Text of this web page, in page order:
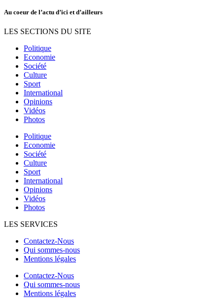
Au coeur de l’actu d’ici et d’ailleurs
LES SECTIONS DU SITE
Politique
Economie
Société
Culture
Sport
International
Opinions
Vidéos
Photos
Politique
Economie
Société
Culture
Sport
International
Opinions
Vidéos
Photos
LES SERVICES
Contactez-Nous
Qui sommes-nous
Mentions légales
Contactez-Nous
Qui sommes-nous
Mentions légales